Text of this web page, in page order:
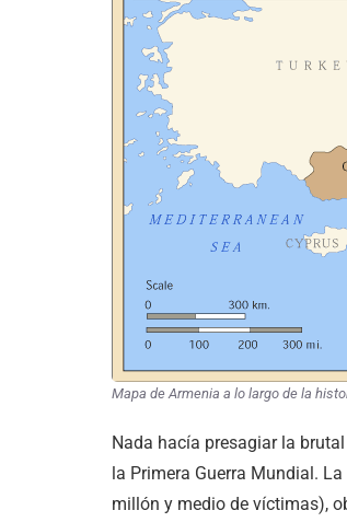
Mapa de Armenia a lo largo de la
Nada hacía presagiar la
la Primera Guerra Mundial.
millón y medio de víctimas),